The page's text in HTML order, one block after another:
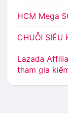
HCM Mega
CHUỖI SIÊU
Lazada
tham gia